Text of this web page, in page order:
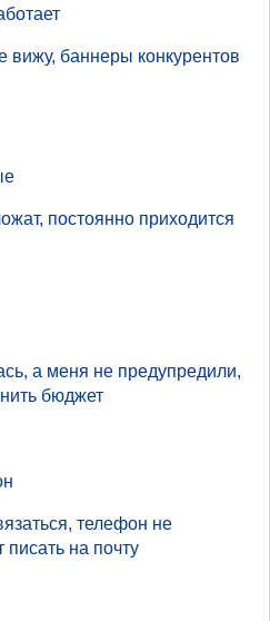
вижу, баннеры конкурентов
постоянно приходится
а меня не предупредили,
бюджет
телефон не
писать на почту